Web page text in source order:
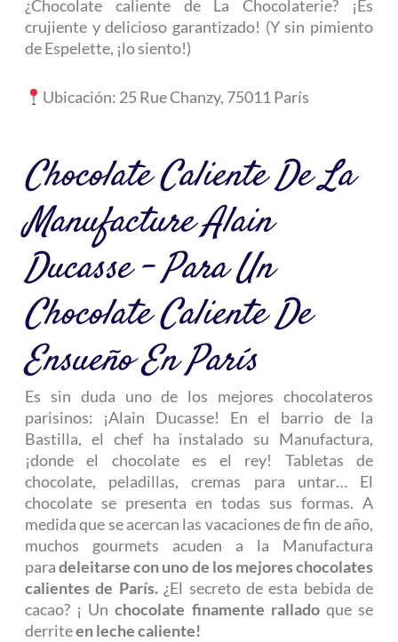
¿Chocolate caliente de La Chocolaterie? ¡Es
crujiente y delicioso garantizado! (Y sin pimiento
de Espelette, ¡lo siento!)
Ubicación: 25 Rue Chanzy, 75011 París
Chocolate Caliente De La
Manufacture Alain
Ducasse – Para Un
Chocolate Caliente De
Ensueño En París
Es sin duda uno de los mejores chocolateros
parisinos: ¡Alain Ducasse! En el barrio de la
Bastilla, el chef ha instalado su Manufactura,
¡donde el chocolate es el rey! Tabletas de
chocolate, peladillas, cremas para untar… El
chocolate se presenta en todas sus formas. A
medida que se acercan las vacaciones de fin de año,
muchos gourmets acuden a la Manufactura
paradeleitarse con uno de los mejores chocolates
calientes de París.¿El secreto de esta bebida de
cacao? ¡ Unchocolate finamente ralladoque se
derriteen leche caliente!